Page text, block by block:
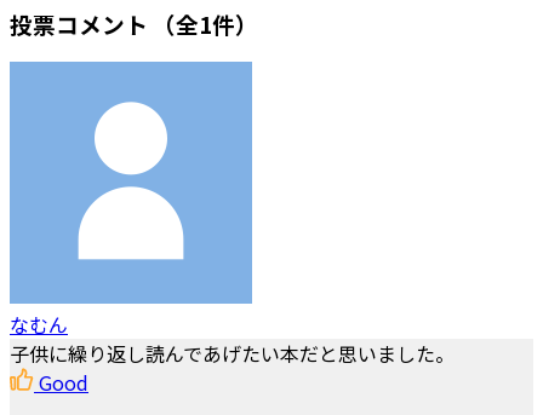
投票コメント （全1件）
なむん
子供に繰り返し読んであげたい本だと思いました。
Good